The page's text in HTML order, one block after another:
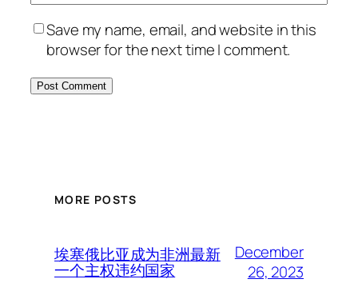
Save my name, email, and website in this
browser for the next time I comment.
MORE POSTS
埃塞俄比亚成为非洲最新
一个主权违约国家
December
26, 2023